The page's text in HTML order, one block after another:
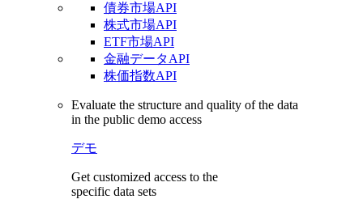
債券市場API
株式市場API
ETF市場API
金融データAPI
株価指数API
Evaluate the structure and quality of the data
in the public demo access
デモ
Get customized access to the
specific data sets